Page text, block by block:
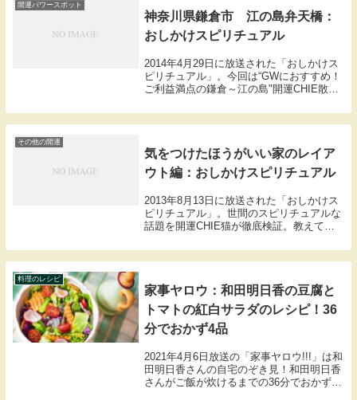
開運パワースポット
神奈川県鎌倉市 江の島弁天橋：
おしかけスピリチュアル
2014年4月29日に放送された「おしかけス
ピリチュアル」。今回は“GWにおすすめ！
ご利益満点の鎌倉～江の島"開運CHIE散
は紹介しないパワースポットを春香クリス
ティーンと遠野なぎこと共に巡ります。
その他の開運
気をつけたほうがいい家のレイア
ウト編：おしかけスピリチュアル
2013年8月13日に放送された「おしかけス
ピリチュアル」。世間のスピリチュアルな
話題を開運CHIE猫が徹底検証。教えて
ものでも運気を下げちゃうものってあった
りする？そこで今回は気をつけたほうがい
料理のレシピ
家事ヤロウ：和田明日香の豆腐と
トマトの紅白サラダのレシピ！36
分でおかず4品
2021年4月6日放送の「家事ヤロウ!!!」は和
田明日香さんの自宅のぞき見！和田明日香
さんがご飯が炊けるまでの36分でおかず4